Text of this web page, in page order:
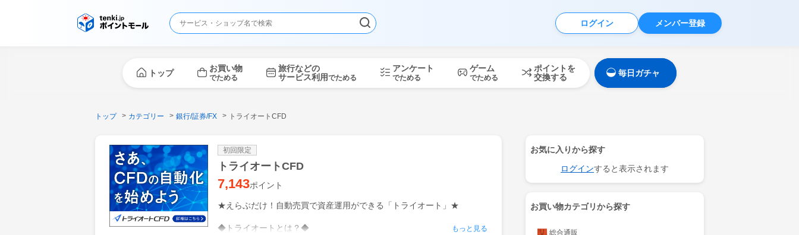
ログイン メンバー登録
トップ お買い物
でためる
旅行などの
サービス利用でためる
アンケート
でためる
ゲーム
でためる
ポイントを
交換する
毎日ガチャ
トップ カテゴリー 銀行/証券/FX トライオートCFD
初回限定
トライオートCFD
7,143ポイント
★えらぶだけ！自動売買で資産運用ができる「トライオート」★
◆トライオートとは？◆
もっと見る
お気に入りから探す
ログインすると表示されます
お買い物カテゴリから探す
総合通販